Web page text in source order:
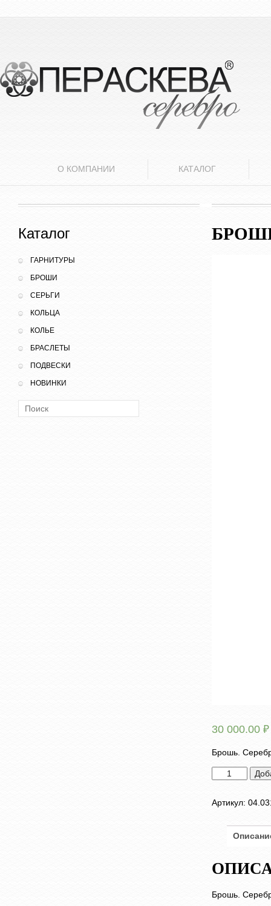
О КОМПАНИИ КАТАЛОГ
Каталог
ГАРНИТУРЫ
БРОШИ
СЕРЬГИ
КОЛЬЦА
КОЛЬЕ
БРАСЛЕТЫ
ПОДВЕСКИ
НОВИНКИ
Поиск:
30 000.00 ₽
Брошь.
Количество
товара
Артикул:
Брошь.